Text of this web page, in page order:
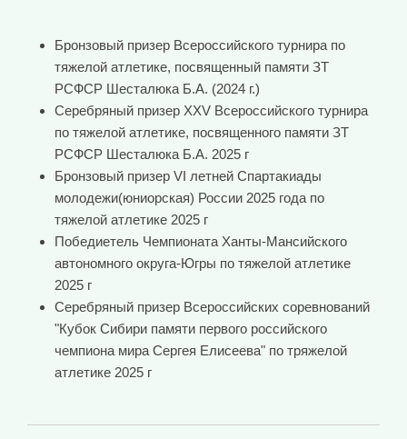
Бронзовый призер Всероссийского турнира по
тяжелой атлетике, посвященный памяти ЗТ
РСФСР Шесталюка Б.А. (2024 г.)
Серебряный призер XXV Всероссийского турнира
по тяжелой атлетике, посвященного памяти ЗТ
РСФСР Шесталюка Б.А. 2025 г
Бронзовый призер VI летней Спартакиады
молодежи(юниорская) России 2025 года по
тяжелой атлетике 2025 г
Победиетель Чемпионата Ханты-Мансийского
автономного округа-Югры по тяжелой атлетике
2025 г
Серебряный призер Всероссийских соревнований
"Кубок Сибири памяти первого российского
чемпиона мира Сергея Елисеева" по тряжелой
атлетике 2025 г